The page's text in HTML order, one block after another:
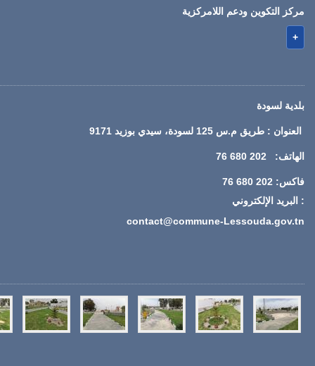
مركز التكوين ودعم اللامركزية
+
بلدية لسودة
العنوان : طريق م.س 125 لسودة، سيدي بوزيد 9171
الهاتف: 202 680 76
فاكس: 202 680 76
: البريد الإلكتروني
contact@commune-Lessouda.gov.tn